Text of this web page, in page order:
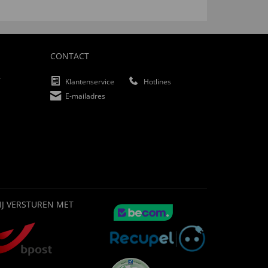
CONTACT
Klantenservice
Hotlines
E-mailadres
VERSTUREN MET